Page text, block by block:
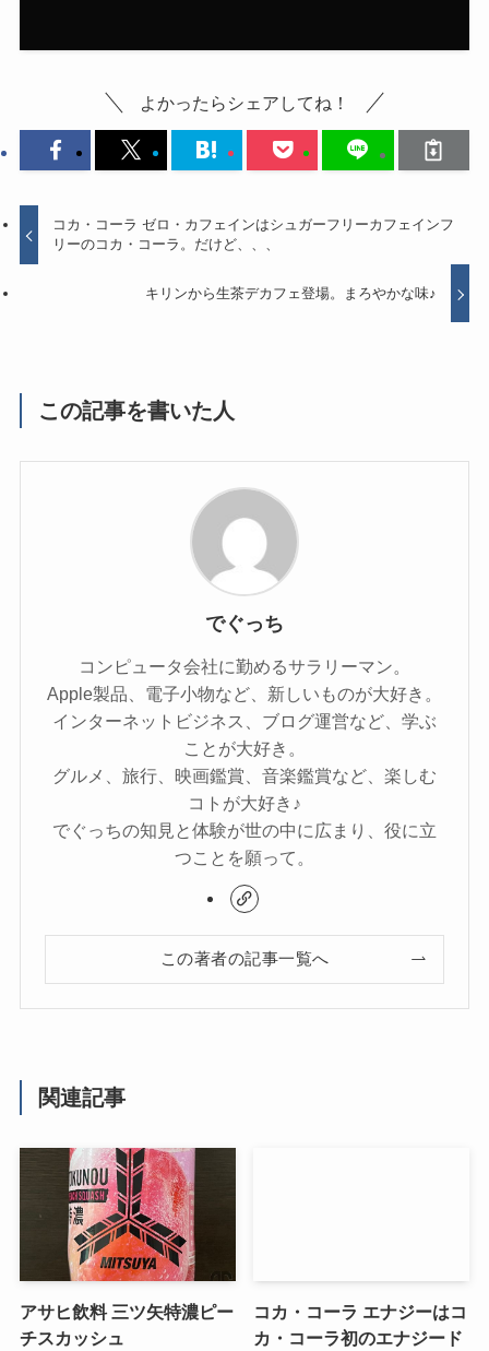
よかったらシェアしてね！
コカ・コーラ ゼロ・カフェインはシュガーフリーカフェインフ
リーのコカ・コーラ。だけど、、、
キリンから生茶デカフェ登場。まろやかな味♪
この記事を書いた人
でぐっち
コンピュータ会社に勤めるサラリーマン。
Apple製品、電子小物など、新しいものが大好き。
インターネットビジネス、ブログ運営など、学ぶ
ことが大好き。
グルメ、旅行、映画鑑賞、音楽鑑賞など、楽しむ
コトが大好き♪
でぐっちの知見と体験が世の中に広まり、役に立
つことを願って。
この著者の記事一覧へ
関連記事
アサヒ飲料 三ツ矢特濃ピー
チスカッシュ
コカ・コーラ エナジーはコ
カ・コーラ初のエナジード